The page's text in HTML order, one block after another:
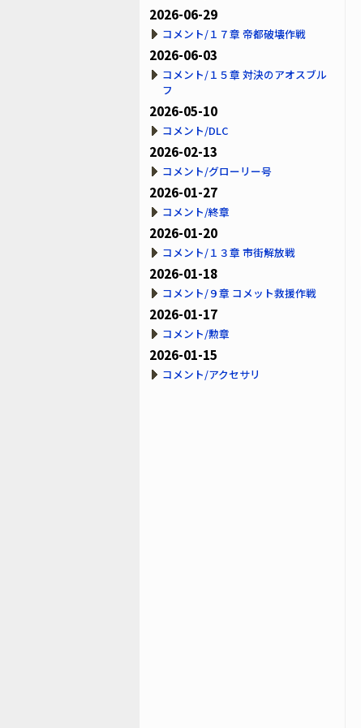
2026-06-29
コメント/１７章 帝都破壊作戦
2026-06-03
コメント/１５章 対決のアオスブル
フ
2026-05-10
コメント/DLC
2026-02-13
コメント/グローリー号
2026-01-27
コメント/終章
2026-01-20
コメント/１３章 市街解放戦
2026-01-18
コメント/９章 コメット救援作戦
2026-01-17
コメント/勲章
2026-01-15
コメント/アクセサリ